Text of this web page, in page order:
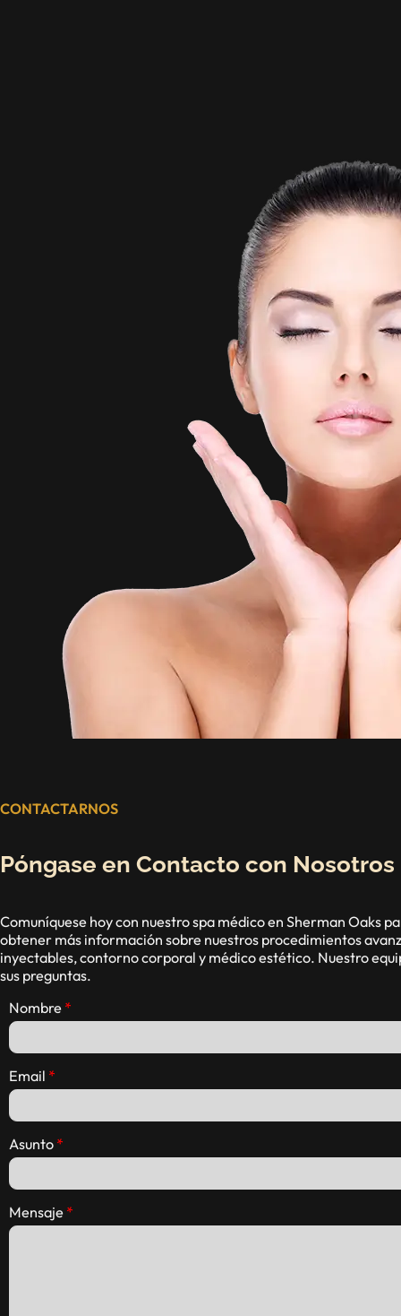
Póngase en Contacto con Nosotros
CONTACTARNOS
Comuníquese hoy con nuestro spa médico en Sherman Oaks
obtener más información sobre nuestros procedimientos
inyectables, contorno corporal y médico estético. Nuestro
sus preguntas.
Nombre
Email
Asunto
Mensaje